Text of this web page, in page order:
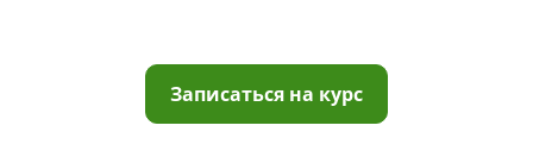
Записаться на курс